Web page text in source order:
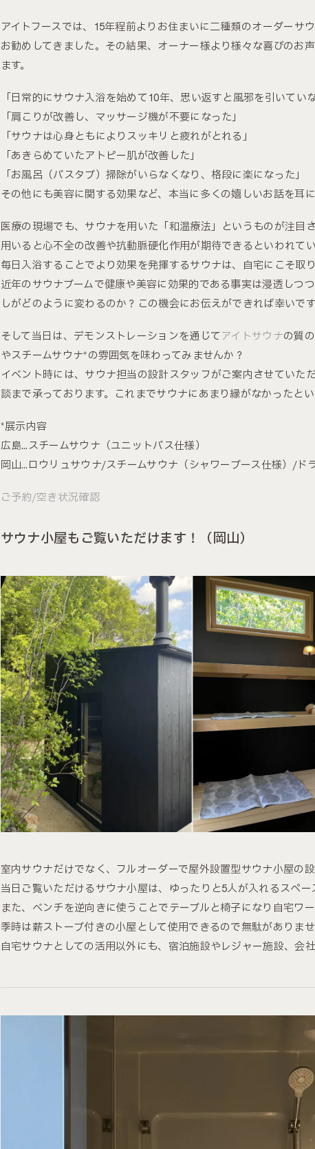
アイトフースでは、15年程前よりお住まいに二種類のオーダーサ
お勧めしてきました。その結果、オーナー様より様々な喜びのお
ます。
「日常的にサウナ入浴を始めて10年、思い返すと風邪を引いていな
「肩こりが改善し、マッサージ機が不要になった」
「サウナは心身ともによりスッキリと疲れがとれる」
「あきらめていたアトピー肌が改善した」
「お風呂（バスタブ）掃除がいらなくなり、格段に楽になった」
その他にも美容に関する効果など、本当に多くの嬉しいお話を耳に
医療の現場でも、サウナを用いた「和温療法」というものが注目
用いると心不全の改善や抗動脈硬化作用が期待できるといわれてい
毎日入浴することでより効果を発揮するサウナは、自宅にこそ取
近年のサウナブームで健康や美容に効果的である事実は浸透しつ
しがどのように変わるのか？この機会にお伝えができれば幸いです
そして当日は、デモンストレーションを通じて アイトサウナの質
やスチームサウナ*の雰囲気を味わってみませんか？
イベント時には、サウナ担当の設計スタッフがご案内させていた
談まで承っております。これまでサウナにあまり縁がなかったと
*展示内容
広島…スチームサウナ（ユニットバス仕様）
岡山…ロウリュサウナ/スチームサウナ（シャワーブース仕様）/ド
ご予約/空き状況確認
サウナ小屋もご覧いただけます！（岡山）
室内サウナだけでなく、フルオーダーで屋外設置型サウナ小屋の
当日ご覧いただけるサウナ小屋は、ゆったりと5人が入れるスペー
また、ベンチを逆向きに使うことでテーブルと椅子になり自宅ワ
季時は薪ストーブ付きの小屋として使用できるので無駄がありませ
自宅サウナとしての活用以外にも、宿泊施設やレジャー施設、会